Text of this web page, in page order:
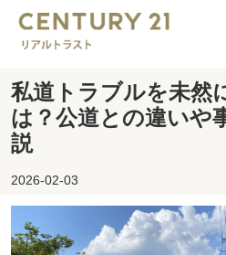
私道トラブルを未然
は？公道との違いや
説
2026-02-03